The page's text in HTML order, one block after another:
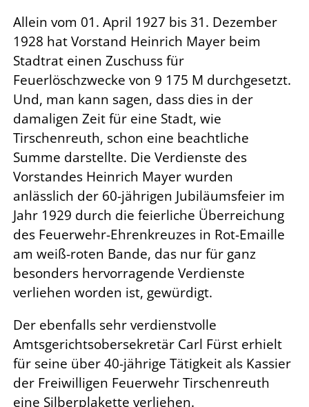
Allein vom 01. April 1927 bis 31. Dezember
1928 hat Vorstand Heinrich Mayer beim
Stadtrat einen Zuschuss für
Feuerlöschzwecke von 9 175 M durchgesetzt.
Und, man kann sagen, dass dies in der
damaligen Zeit für eine Stadt, wie
Tirschenreuth, schon eine beachtliche
Summe darstellte. Die Verdienste des
Vorstandes Heinrich Mayer wurden
anlässlich der 60-jährigen Jubiläumsfeier im
Jahr 1929 durch die feierliche Überreichung
des Feuerwehr-Ehrenkreuzes in Rot-Emaille
am weiß-roten Bande, das nur für ganz
besonders hervorragende Verdienste
verliehen worden ist, gewürdigt.
Der ebenfalls sehr verdienstvolle
Amtsgerichtsobersekretär Carl Fürst erhielt
für seine über 40-jährige Tätigkeit als Kassier
der Freiwilligen Feuerwehr Tirschenreuth
eine Silberplakette verliehen.